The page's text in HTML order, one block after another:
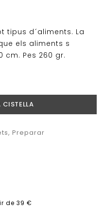
tipus d´aliments. La
els aliments s
cm. Pes 260 gr.
CISTELLA
, Preparar
de 39 €